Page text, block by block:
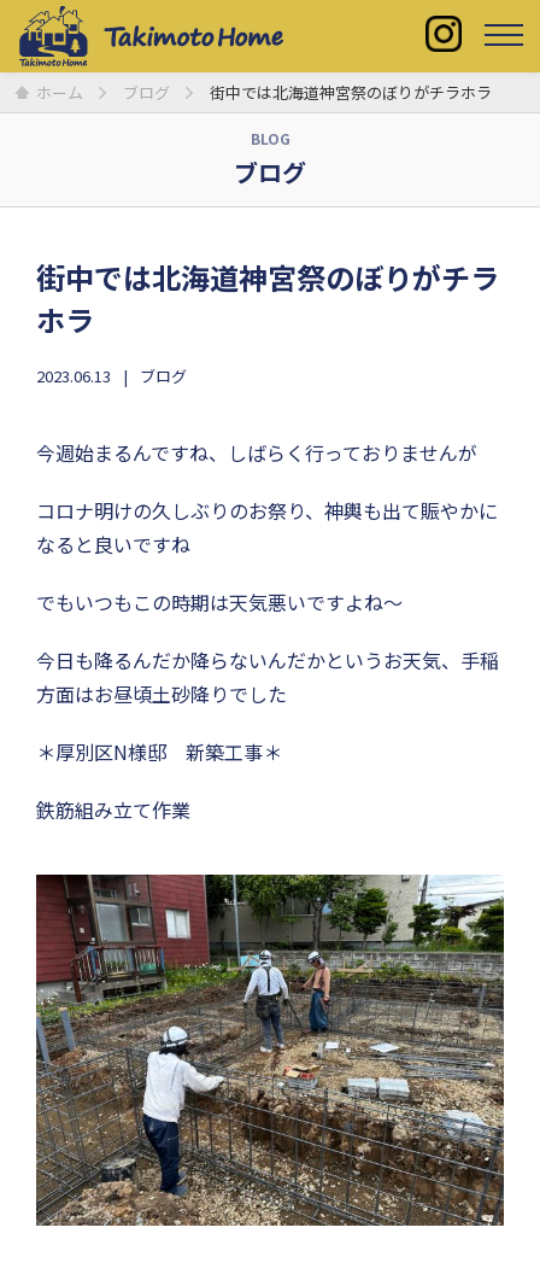
ホーム ブログ 街中では北海道神宮祭のぼりがチラホラ
BLOG
ブログ
街中では北海道神宮祭のぼりがチラ
ホラ
2023.06.13 ブログ
今週始まるんですね、しばらく行っておりませんが
コロナ明けの久しぶりのお祭り、神輿も出て賑やかに
なると良いですね
でもいつもこの時期は天気悪いですよね〜
今日も降るんだか降らないんだかというお天気、手稲
方面はお昼頃土砂降りでした
＊厚別区N様邸 新築工事＊
鉄筋組み立て作業